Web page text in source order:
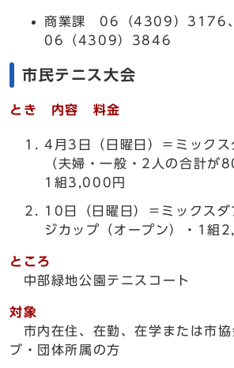
商業課 06（4309）3176、
06（4309）3846
市民テニス大会
とき 内容 料金
4月3日（日曜日）＝ミックス
（夫婦・一般・2人の合計が
1組3,000円
10日（日曜日）＝ミックスダ
ジカップ（オープン）・1組
ところ
中部緑地公園テニスコート
対象
市内在住、在勤、在学または市協
ブ・団体所属の方